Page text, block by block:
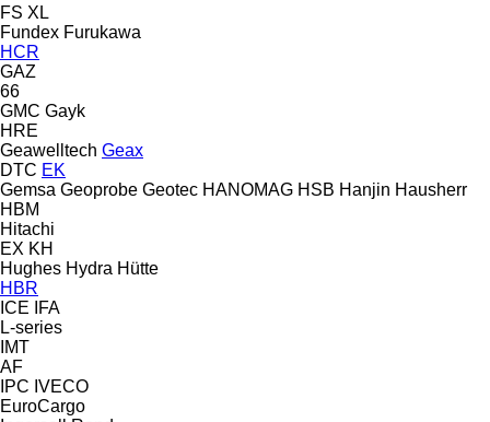
FS XL
Fundex Furukawa
HCR
GAZ
66
GMC Gayk
HRE
Geawelltech Geax
DTC EK
Gemsa Geoprobe Geotec HANOMAG HSB Hanjin Hausherr
HBM
Hitachi
EX KH
Hughes Hydra Hütte
HBR
ICE
IFA
L-series
IMT
AF
IPC IVECO
EuroCargo